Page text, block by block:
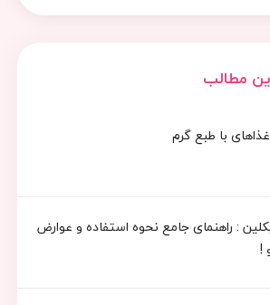
مطالب
با طبع گرم
: راهنمای جامع نحوه استفاده و عوارض
!